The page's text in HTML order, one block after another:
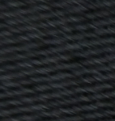
付下げ
紬
小物類